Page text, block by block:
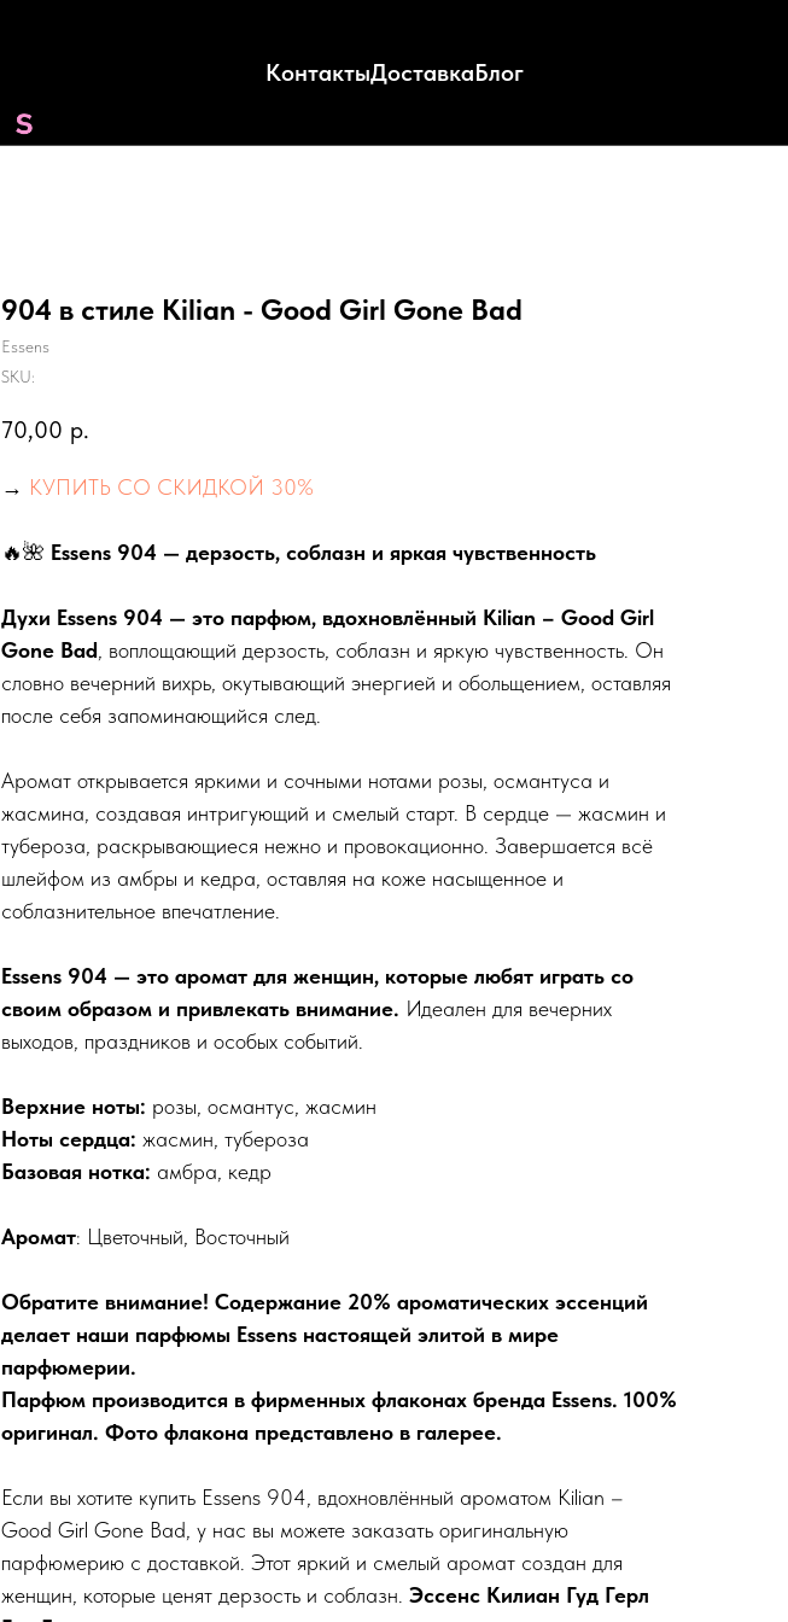
КонтактыДоставкаБлог
904 в стиле Kilian - Good Girl Gone Bad
Essens
SKU:
70,00 р.
→ КУПИТЬ СО СКИДКОЙ 30%
🔥🌺 Essens 904 — дерзость, соблазн и яркая чувственность
Духи Essens 904 — это парфюм, вдохновлённый Kilian – Good Girl
Gone Bad, воплощающий дерзость, соблазн и яркую чувственность. Он
словно вечерний вихрь, окутывающий энергией и обольщением, оставляя
после себя запоминающийся след.
Аромат открывается яркими и сочными нотами розы, османтуса и
жасмина, создавая интригующий и смелый старт. В сердце — жасмин и
тубероза, раскрывающиеся нежно и провокационно. Завершается всё
шлейфом из амбры и кедра, оставляя на коже насыщенное и
соблазнительное впечатление.
Essens 904 — это аромат для женщин, которые любят играть со
своим образом и привлекать внимание. Идеален для вечерних
выходов, праздников и особых событий.
Верхние ноты: розы, османтус, жасмин
Ноты сердца: жасмин, тубероза
Базовая нотка: амбра, кедр
Аромат: Цветочный, Восточный
Обратите внимание! Содержание 20% ароматических эссенций
делает наши парфюмы Essens настоящей элитой в мире
парфюмерии.
Парфюм производится в фирменных флаконах бренда Essens. 100%
оригинал. Фото флакона представлено в галерее.
Если вы хотите купить Essens 904, вдохновлённый ароматом Kilian –
Good Girl Gone Bad, у нас вы можете заказать оригинальную
парфюмерию с доставкой. Этот яркий и смелый аромат создан для
женщин, которые ценят дерзость и соблазн. Эссенс Килиан Гуд Герл